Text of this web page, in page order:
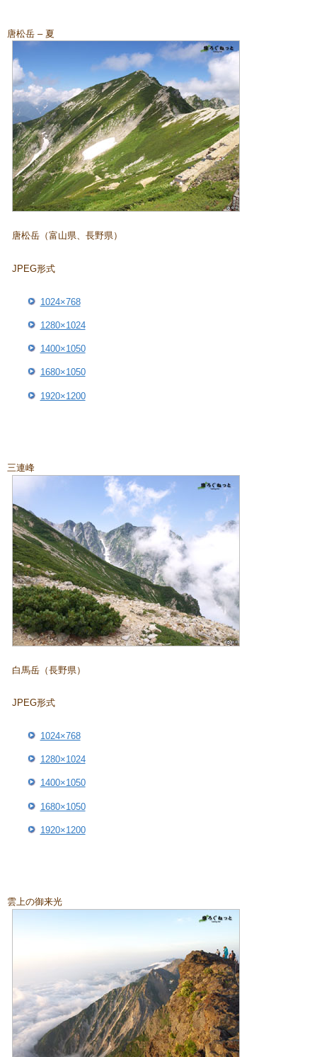
唐松岳 – 夏
唐松岳（富山県、長野県）
JPEG形式
1024×768
1280×1024
1400×1050
1680×1050
1920×1200
三連峰
白馬岳（長野県）
JPEG形式
1024×768
1280×1024
1400×1050
1680×1050
1920×1200
雲上の御来光